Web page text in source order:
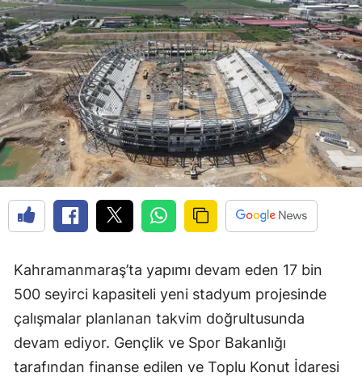
Kahramanmaraş’ta yapımı devam eden 17 bin
500 seyirci kapasiteli yeni stadyum projesinde
çalışmalar planlanan takvim doğrultusunda
devam ediyor. Gençlik ve Spor Bakanlığı
tarafından finanse edilen ve Toplu Konut İdaresi